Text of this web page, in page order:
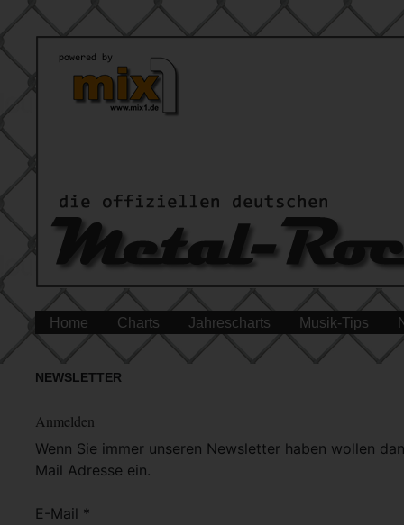
Home Charts Jahrescharts Musik-Tips
NEWSLETTER
Anmelden
Wenn Sie immer unseren Newsletter haben wollen
Mail Adresse ein.
E-Mail *